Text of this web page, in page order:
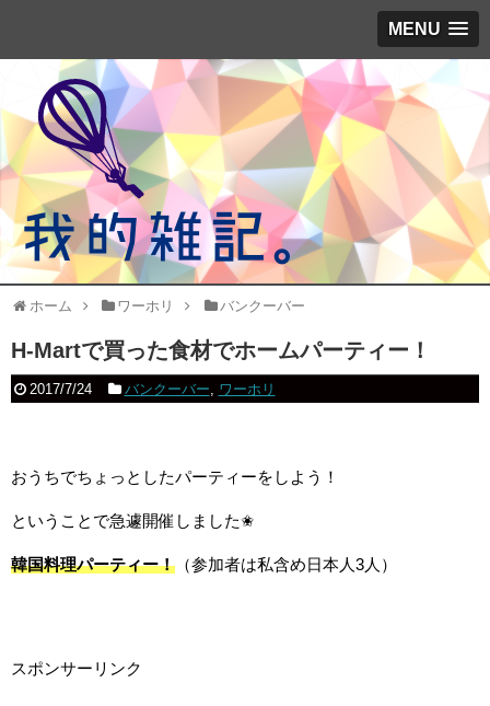
MENU
ホーム ワーホリ バンクーバー
H-Martで買った食材でホームパーティー！
2017/7/24 バンクーバー, ワーホリ
おうちでちょっとしたパーティーをしよう！
ということで急遽開催しました✬
韓国料理パーティー！ （参加者は私含め日本人3人）
スポンサーリンク